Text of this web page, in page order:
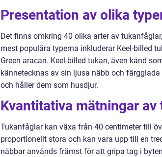
Presentation av olika
Det finns omkring 40 olika arter av
mest populära typerna inkluderar Keel-billed
Green aracari. Keel-billed tukan, även känd
kännetecknas av sin ljusa näbb och
och håller dem som husdjur.
Kvantitativa mätningar av
Tukanfåglar kan växa från 40 centimeter till
proportionellt stora och kan vara upp till en
näbbar används främst för att gripa tag i